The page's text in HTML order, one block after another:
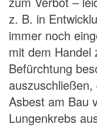
z. B. in
immer noch
mit dem Handel
Befürchtung
Asbest am Bau
Lungenkrebs